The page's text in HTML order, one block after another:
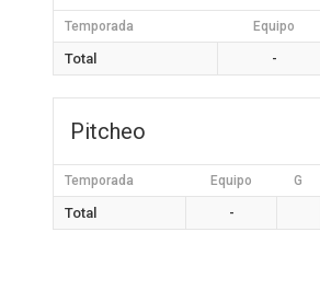
Temporada Equipo
Total -
Pitcheo
Temporada Equipo G
Total -